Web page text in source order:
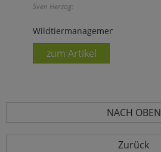
Sven Herzog:
Wildtiermanagement
zum Artikel
NACH OBEN
Zurück